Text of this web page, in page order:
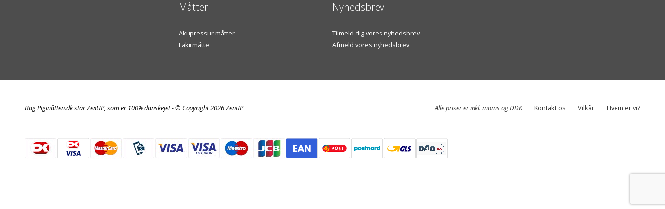
Måtter
Akupressur måtter
Fakirmåtte
Nyhedsbrev
Tilmeld dig vores nyhedsbrev
Afmeld vores nyhedsbrev
Hvem er vi?
Vilkår
Kontakt os
Alle priser er inkl. moms og DDK
Bag Pigmåtten.dk står ZenUP, som er 100% danskejet - © Copyright 2026 ZenUP